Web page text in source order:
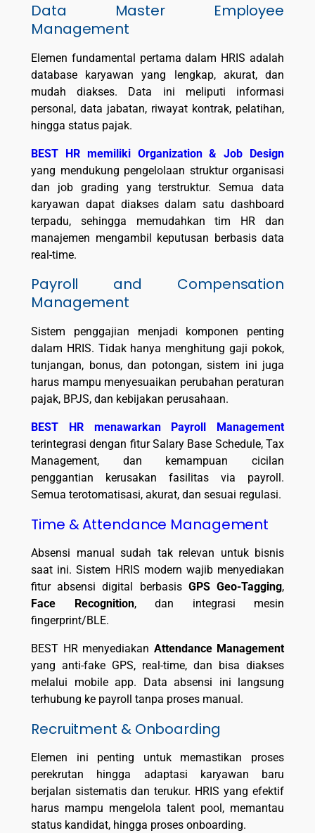
Data Master Employee
Management
Elemen fundamental pertama dalam HRIS adalah
database karyawan yang lengkap, akurat, dan
mudah diakses. Data ini meliputi informasi
personal, data jabatan, riwayat kontrak, pelatihan,
hingga status pajak.
BEST HR memiliki Organization & Job Design
yang mendukung pengelolaan struktur organisasi
dan job grading yang terstruktur. Semua data
karyawan dapat diakses dalam satu dashboard
terpadu, sehingga memudahkan tim HR dan
manajemen mengambil keputusan berbasis data
real-time.
Payroll and Compensation
Management
Sistem penggajian menjadi komponen penting
dalam HRIS. Tidak hanya menghitung gaji pokok,
tunjangan, bonus, dan potongan, sistem ini juga
harus mampu menyesuaikan perubahan peraturan
pajak, BPJS, dan kebijakan perusahaan.
BEST HR menawarkan Payroll Management
terintegrasi dengan fitur Salary Base Schedule, Tax
Management, dan kemampuan cicilan
penggantian kerusakan fasilitas via payroll.
Semua terotomatisasi, akurat, dan sesuai regulasi.
Time & Attendance Management
Absensi manual sudah tak relevan untuk bisnis
saat ini. Sistem HRIS modern wajib menyediakan
fitur absensi digital berbasis GPS Geo-Tagging,
Face Recognition, dan integrasi mesin
fingerprint/BLE.
BEST HR menyediakan Attendance Management
yang anti-fake GPS, real-time, dan bisa diakses
melalui mobile app. Data absensi ini langsung
terhubung ke payroll tanpa proses manual.
Recruitment & Onboarding
Elemen ini penting untuk memastikan proses
perekrutan hingga adaptasi karyawan baru
berjalan sistematis dan terukur. HRIS yang efektif
harus mampu mengelola talent pool, memantau
status kandidat, hingga proses onboarding.